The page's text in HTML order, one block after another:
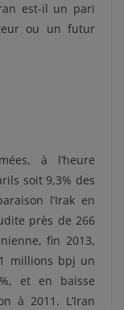
est-il un pari
ou un futur
à l’heure
soit 9,3% des
l’Irak en
près de 266
fin 2013,
millions bpj un
et en baisse
à 2011. L’Iran